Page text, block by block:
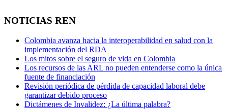
NOTICIAS REN
Colombia avanza hacia la interoperabilidad en salud con la
implementación del RDA
Los mitos sobre el seguro de vida en Colombia
Los recursos de las ARL no pueden entenderse como la única
fuente de financiación
Revisión periódica de pérdida de capacidad laboral debe
garantizar debido proceso
Dictámenes de Invalidez: ¿La última palabra?